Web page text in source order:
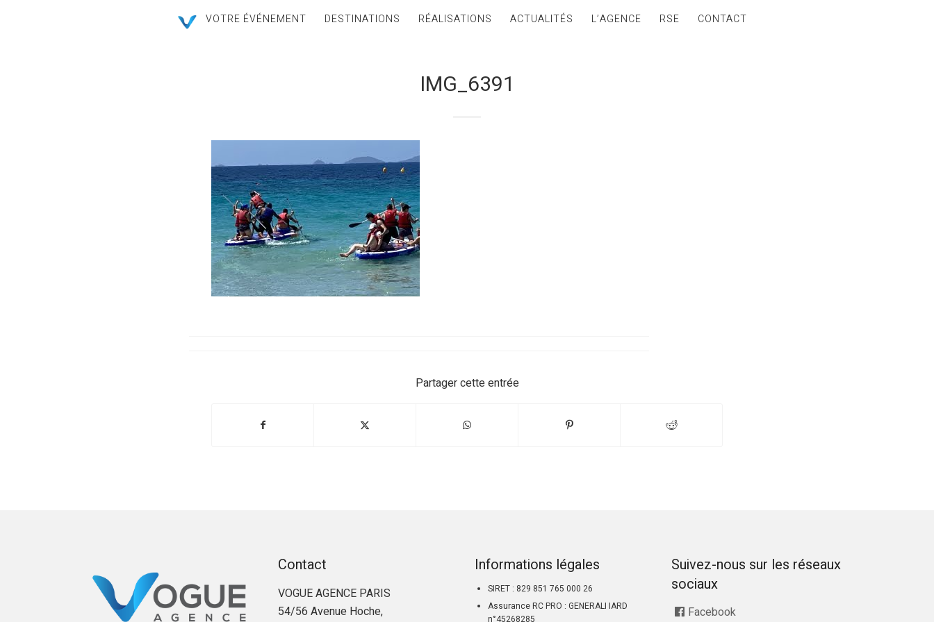
VOTRE ÉVÉNEMENT DESTINATIONS RÉALISATIONS ACTUALITÉS L’AGENCE RSE CONTACT
IMG_6391
Partager cette entrée
Contact
VOGUE AGENCE PARIS
54/56 Avenue Hoche,
Informations légales
SIRET : 829 851 765 000 26
Assurance RC PRO : GENERALI IARD
n°45268285
Suivez-nous sur les réseaux
sociaux
Facebook